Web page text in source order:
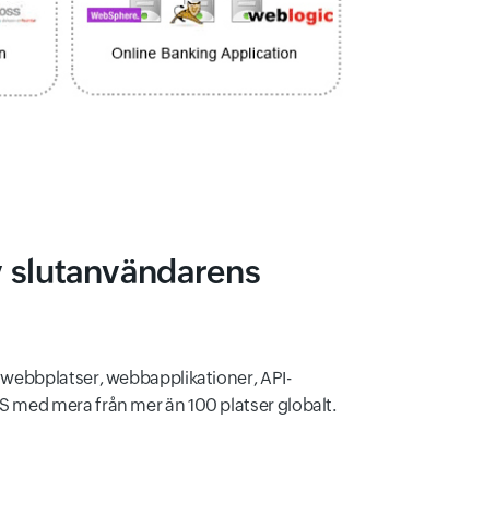
webbapplikationer, API-
med mera från mer än 100 platser globalt.